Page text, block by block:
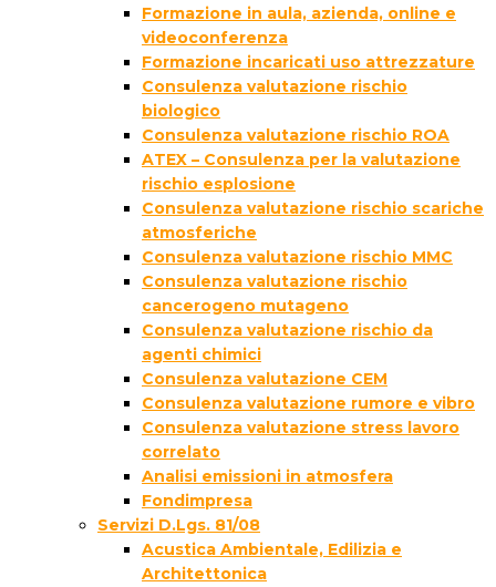
Formazione in aula, azienda, online e
videoconferenza
Formazione incaricati uso attrezzature
Consulenza valutazione rischio
biologico
Consulenza valutazione rischio ROA
ATEX – Consulenza per la valutazione
rischio esplosione
Consulenza valutazione rischio scariche
atmosferiche
Consulenza valutazione rischio MMC
Consulenza valutazione rischio
cancerogeno mutageno
Consulenza valutazione rischio da
agenti chimici
Consulenza valutazione CEM
Consulenza valutazione rumore e vibro
Consulenza valutazione stress lavoro
correlato
Analisi emissioni in atmosfera
Fondimpresa
Servizi D.Lgs. 81/08
Acustica Ambientale, Edilizia e
Architettonica